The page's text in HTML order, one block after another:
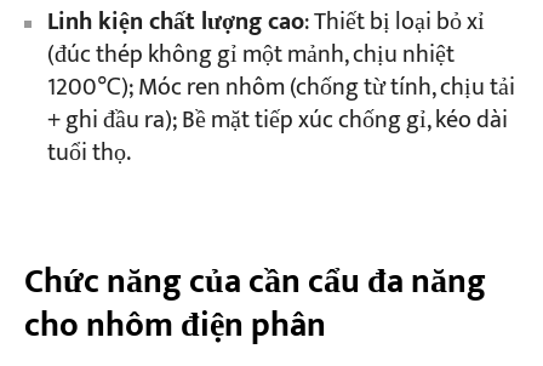
Linh kiện chất lượng cao: Thiết bị loại bỏ xỉ
(đúc thép không gỉ một mảnh, chịu nhiệt
1200℃); Móc ren nhôm (chống từ tính, chịu tải
+ ghi đầu ra); Bề mặt tiếp xúc chống gỉ, kéo dài
tuổi thọ.
Chức năng của cần cẩu đa năng
cho nhôm điện phân